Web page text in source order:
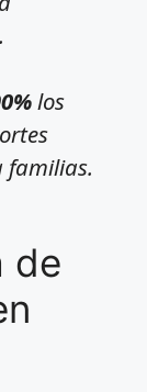
los
familias.
de